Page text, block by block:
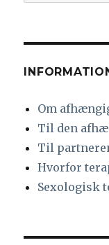
Om
Til den
Til
Hvorfor
Sexologisk